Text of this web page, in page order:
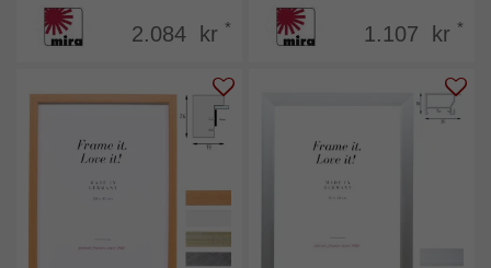
2.084 kr * 1.107 kr *